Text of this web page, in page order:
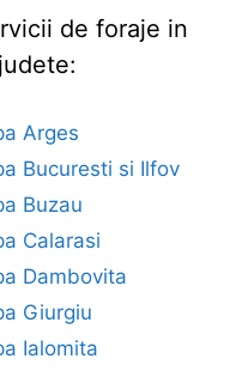
de foraje in
Arges
Bucuresti si Ilfov
Buzau
Calarasi
Dambovita
Giurgiu
Ialomita